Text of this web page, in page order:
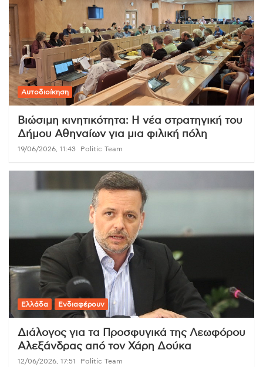
Αυτοδιοίκηση
Βιώσιμη κινητικότητα: Η νέα στρατηγική του
Δήμου Αθηναίων για μια φιλική πόλη
19/06/2026, 11:43 Politic Team
Ελλάδα Ενδιαφέρουν
Διάλογος για τα Προσφυγικά της Λεωφόρου
Αλεξάνδρας από τον Χάρη Δούκα
12/06/2026, 17:51 Politic Team